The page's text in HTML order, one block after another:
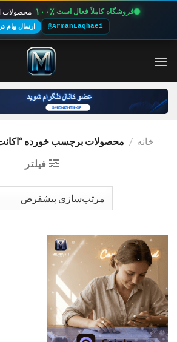
فروشگاه کاملاً فعال است ۱۰۰٪ محصولات
@ArmanLaghaei ارسال پیام
خانه / محصولات برچسب خورده “اکانت
فیلتر